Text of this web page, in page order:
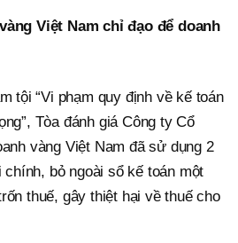
Việt Nam chỉ đạo để doanh
tội “Vi phạm quy định về kế toán
Tòa đánh giá Công ty Cổ
vàng Việt Nam đã sử dụng 2
chính, bỏ ngoài sổ kế toán một
thuế, gây thiệt hại về thuế cho